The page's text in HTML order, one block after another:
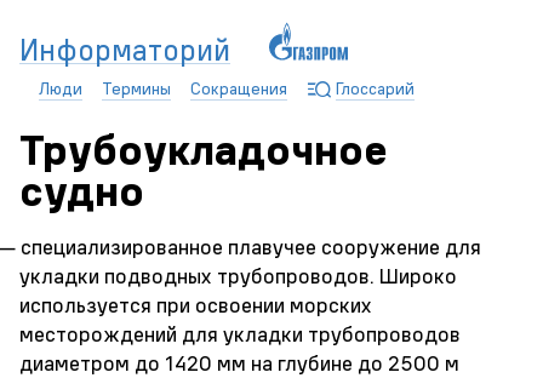
Информаторий
Люди Термины Сокращения Глоссарий
Трубоукладочное
судно
специализированное плавучее сооружение для
укладки подводных трубопроводов. Широко
используется при освоении морских
месторождений для укладки трубопроводов
диаметром до 1420 мм на глубине до 2500 м